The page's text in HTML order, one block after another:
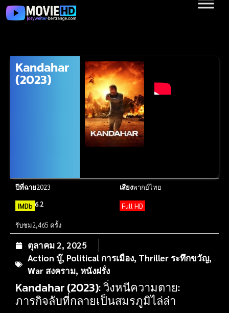
Kandahar
(2023)
ปีที่ฉาย2023 เสียงพากย์ไทย
IMDb 6.2 Full HD
รับชม2,465 ครั้ง
ตุลาคม 2, 2025
Action บู๊, Political การเมือง, Thriller ระทึกขวัญ,
War สงคราม, หนังฝรั่ง
Kandahar (2023): วิ่งหนีความตาย:
ภารกิจลับที่กลายเป็นสมรภูมิไล่ล่า